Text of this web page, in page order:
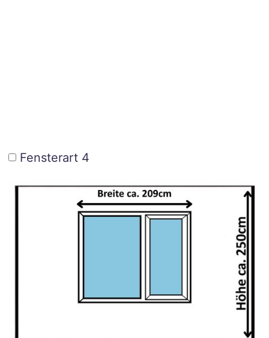
Fensterart 4